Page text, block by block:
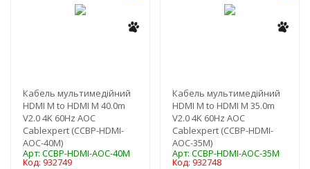
Кабель мультимедійний
HDMI M to HDMI M 40.0m
V2.0 4K 60Hz AOC
Cablexpert (CCBP-HDMI-
AOC-40M)
Арт: CCBP-HDMI-AOC-40M
Код: 932749
Кабель мультимедійний
HDMI M to HDMI M 35.0m
V2.0 4K 60Hz AOC
Cablexpert (CCBP-HDMI-
AOC-35M)
Арт: CCBP-HDMI-AOC-35M
Код: 932748